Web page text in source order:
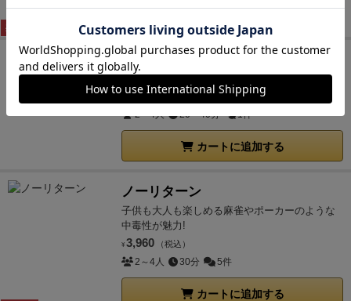
残り2点
業アウト
自分で決めろ、背負う業。
3,300 （税込）
2～4人 20～40分 1件
カートに追加する
ノーリターン
子供も大人も楽しめる麻雀やポーカーのような
中毒性が魅力!
¥ 3,960 （税込）
2～4人 30分 5件
カートに追加する